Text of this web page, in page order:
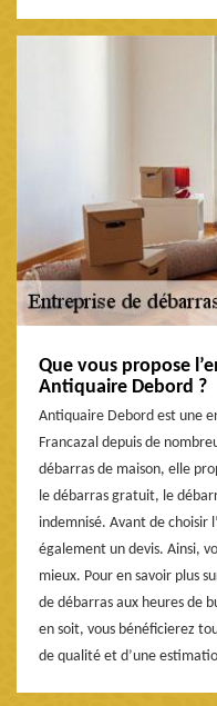
Que vous propose
Antiquaire Debord ?
Antiquaire Debord est une
Francazal depuis de
débarras de maison, elle
le débarras gratuit, le
indemnisé. Avant de choisir
également un devis. Ainsi,
mieux. Pour en savoir plus
de débarras aux heures de
en soit, vous bénéficierez
de qualité et d’une